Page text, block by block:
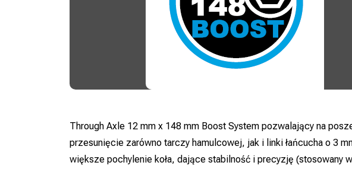
Through Axle 12 mm x 148 mm Boost System pozwalający na
przesunięcie zarówno tarczy hamulcowej, jak i linki łańcucha o 3
większe pochylenie koła, dające stabilność i precyzję (stosowany